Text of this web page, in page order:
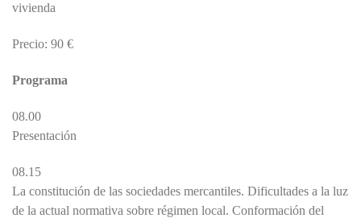
vivienda
Precio: 90 €
Programa
08.00
Presentación
08.15
La constitución de las sociedades mercantiles. Dificultades a la luz
de la actual normativa sobre régimen local. Conformación del